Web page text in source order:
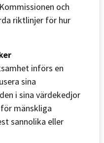
och
riktlinjer för hur
införs en
sina
i sina värdekedjor
mänskliga
sannolika eller